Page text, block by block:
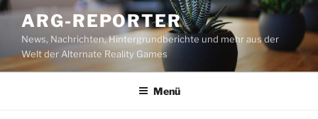
Zum
Inhalt
springen
ARG-REPORTER
News, Nachrichten, Hintergrundberichte und mehr aus der
Welt der Alternate Reality Games
Menü